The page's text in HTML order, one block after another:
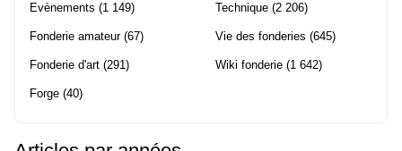
Evènements (1 149)
Fonderie amateur(67)
Fonderie d'art (291)
Forge (40)
Technique (2 206)
Vie des fonderies (645)
Wiki fonderie (1 642)